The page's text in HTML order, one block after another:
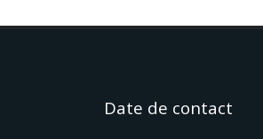
Date de contact